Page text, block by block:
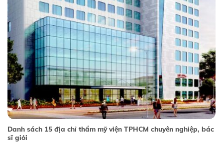
Danh sách 15 địa chỉ thẩm mỹ viện TPHCM chuyên nghiệp, bác
sĩ giỏi